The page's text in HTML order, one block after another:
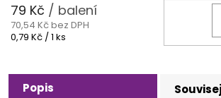
79 Kč / balení
70,54 Kč bez DPH
Měrná
0,79 Kč / 1 ks
Popis